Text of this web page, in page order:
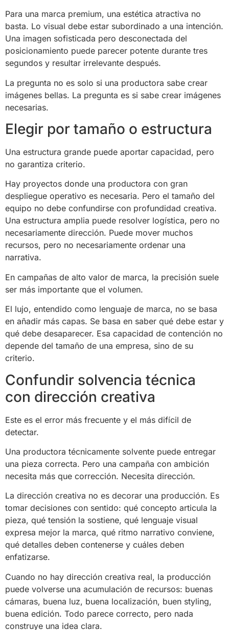
Para una marca premium, una estética atractiva no
basta. Lo visual debe estar subordinado a una intención.
Una imagen sofisticada pero desconectada del
posicionamiento puede parecer potente durante tres
segundos y resultar irrelevante después.
La pregunta no es solo si una productora sabe crear
imágenes bellas. La pregunta es si sabe crear imágenes
necesarias.
Elegir por tamaño o estructura
Una estructura grande puede aportar capacidad, pero
no garantiza criterio.
Hay proyectos donde una productora con gran
despliegue operativo es necesaria. Pero el tamaño del
equipo no debe confundirse con profundidad creativa.
Una estructura amplia puede resolver logística, pero no
necesariamente dirección. Puede mover muchos
recursos, pero no necesariamente ordenar una
narrativa.
En campañas de alto valor de marca, la precisión suele
ser más importante que el volumen.
El lujo, entendido como lenguaje de marca, no se basa
en añadir más capas. Se basa en saber qué debe estar y
qué debe desaparecer. Esa capacidad de contención no
depende del tamaño de una empresa, sino de su
criterio.
Confundir solvencia técnica
con dirección creativa
Este es el error más frecuente y el más difícil de
detectar.
Una productora técnicamente solvente puede entregar
una pieza correcta. Pero una campaña con ambición
necesita más que corrección. Necesita dirección.
La dirección creativa no es decorar una producción. Es
tomar decisiones con sentido: qué concepto articula la
pieza, qué tensión la sostiene, qué lenguaje visual
expresa mejor la marca, qué ritmo narrativo conviene,
qué detalles deben contenerse y cuáles deben
enfatizarse.
Cuando no hay dirección creativa real, la producción
puede volverse una acumulación de recursos: buenas
cámaras, buena luz, buena localización, buen styling,
buena edición. Todo parece correcto, pero nada
construye una idea clara.